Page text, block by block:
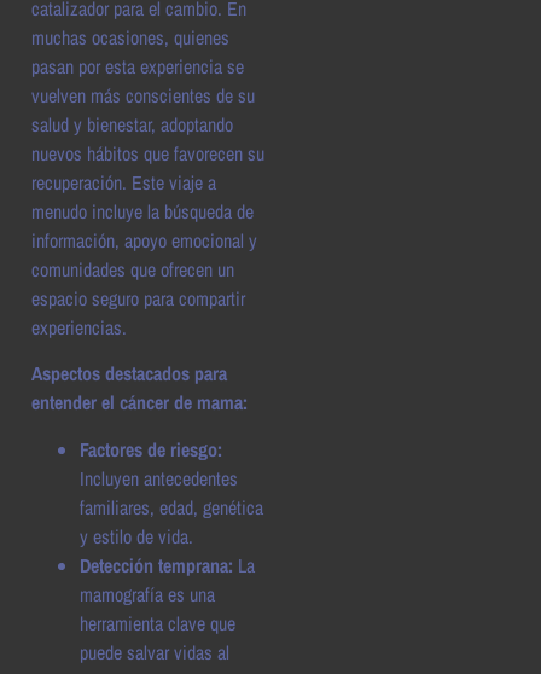
catalizador para el cambio. En
muchas ocasiones, quienes
pasan por esta experiencia se
vuelven más conscientes de su
salud y bienestar, adoptando
nuevos hábitos que favorecen su
recuperación. Este viaje a
menudo incluye la búsqueda de
información, apoyo emocional y
comunidades que ofrecen un
espacio seguro para compartir
experiencias.
Aspectos destacados para
entender el cáncer de mama:
Factores de riesgo:
Incluyen antecedentes
familiares, edad, genética
y estilo de vida.
Detección temprana: La
mamografía es una
herramienta clave que
puede salvar vidas al